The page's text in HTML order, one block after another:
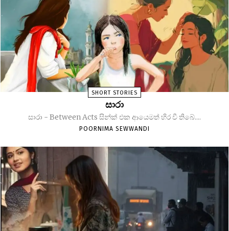
SHORT STORIES
සාරා
සාරා - Between Acts සින්ක් එක ආයෙමත් හිර වී තිබේ....
POORNIMA SEWWANDI